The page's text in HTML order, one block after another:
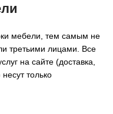
мебели, тем самым не
третьими лицами. Все
на сайте (доставка,
только